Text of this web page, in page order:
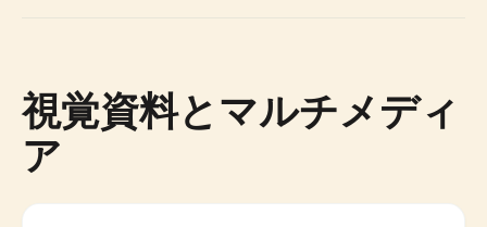
視覚資料とマルチメディ
ア